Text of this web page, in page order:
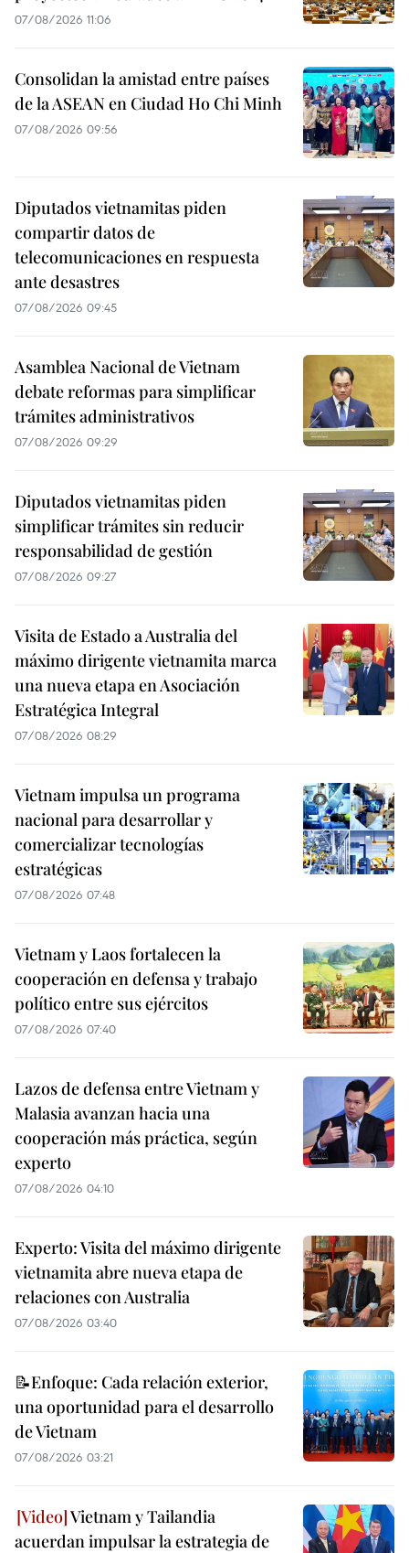
07/08/2026 11:06
Consolidan la amistad entre países
de la ASEAN en Ciudad Ho Chi Minh
07/08/2026 09:56
Diputados vietnamitas piden
compartir datos de
telecomunicaciones en respuesta
ante desastres
07/08/2026 09:45
Asamblea Nacional de Vietnam
debate reformas para simplificar
trámites administrativos
07/08/2026 09:29
Diputados vietnamitas piden
simplificar trámites sin reducir
responsabilidad de gestión
07/08/2026 09:27
Visita de Estado a Australia del
máximo dirigente vietnamita marca
una nueva etapa en Asociación
Estratégica Integral
07/08/2026 08:29
Vietnam impulsa un programa
nacional para desarrollar y
comercializar tecnologías
estratégicas
07/08/2026 07:48
Vietnam y Laos fortalecen la
cooperación en defensa y trabajo
político entre sus ejércitos
07/08/2026 07:40
Lazos de defensa entre Vietnam y
Malasia avanzan hacia una
cooperación más práctica, según
experto
07/08/2026 04:10
Experto: Visita del máximo dirigente
vietnamita abre nueva etapa de
relaciones con Australia
07/08/2026 03:40
📝Enfoque: Cada relación exterior,
una oportunidad para el desarrollo
de Vietnam
07/08/2026 03:21
Vietnam y Tailandia
acuerdan impulsar la estrategia de